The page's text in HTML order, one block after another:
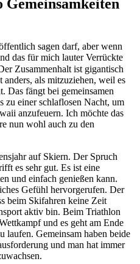
Gemeinsamkeiten
sagen darf, aber wenn
das für mich lauter Verrückte
Zusammenhalt ist gigantisch
als mitzuziehen, weil es
Das fängt bei gemeinsamen
zu einer schlaflosen Nacht, um
anzufeuern. Ich möchte das
nun wohl auch zu den
auf Skiern. Der Spruch
es sehr gut. Es ist eine
und einfach genießen kann.
Gefühl hervorgerufen. Der
beim Skifahren keine Zeit
aktiv bin. Beim Triathlon
und es geht am Ende
laufen. Gemeinsam haben beide
und man hat immer